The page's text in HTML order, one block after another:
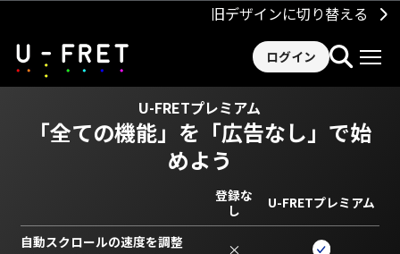
旧デザインに切り替える
ログイン
U-FRETプレミアム
「全ての機能」を 「広告なし」で始
めよう
登録な
し
U-FRETプレミアム
自動スクロールの速度を調整 ×